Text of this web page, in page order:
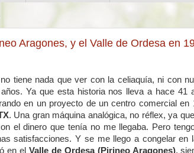
Aragones, y el Valle de Ordesa en
tiene nada que ver con la celiaquía, ni con
Ya que esta historia nos lleva a hace 41
en un proyecto de un centro comercial en
. Una gran máquina analógica, no réflex, ya
el dinero que tenía no me llegaba. Pero
satisfacciones. Y se me llego a congelar en
en el Valle de Ordesa (Pirineo Aragones),